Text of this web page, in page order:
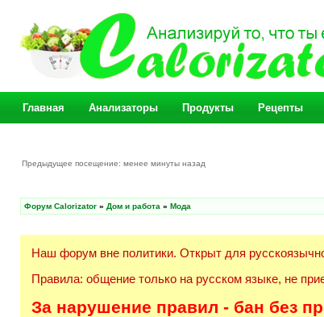
Главная Анализаторы Продукты Рецепты
Предыдущее посещение: менее минуты назад
Форум Calorizator » Дом и работа » Мода
Наш форум вне политики. Открыт для
Правила: общение только на русском языке, не
За нарушение правил - бан без